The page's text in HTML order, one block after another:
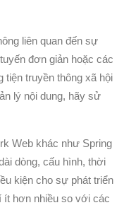
liên quan đến sự
đơn giản hoặc các
truyền thông xã hội
lý nội dung, hãy sử
Web khác như Spring
dòng, cấu hình, thời
kiện cho sự phát triển
ít hơn nhiều so với các